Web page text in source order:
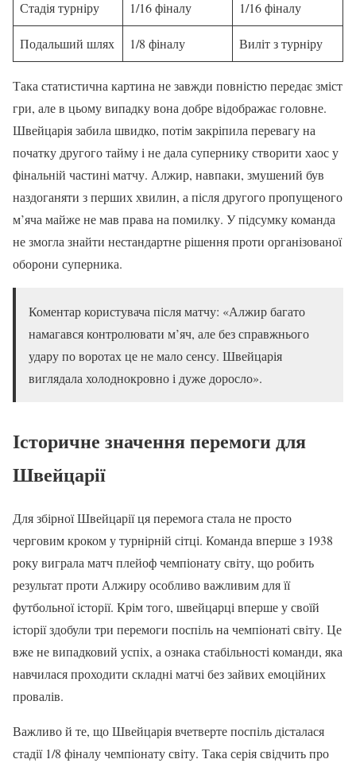
Стадія турніру 1/16 фіналу 1/16 фіналу
Подальший шлях 1/8 фіналу Виліт з турніру
Така статистична картина не завжди повністю передає зміст
гри, але в цьому випадку вона добре відображає головне.
Швейцарія забила швидко, потім закріпила перевагу на
початку другого тайму і не дала супернику створити хаос у
фінальній частині матчу. Алжир, навпаки, змушений був
наздоганяти з перших хвилин, а після другого пропущеного
м’яча майже не мав права на помилку. У підсумку команда
не змогла знайти нестандартне рішення проти організованої
оборони суперника.
Коментар користувача після матчу: «Алжир багато
намагався контролювати м’яч, але без справжнього
удару по воротах це не мало сенсу. Швейцарія
виглядала холоднокровно і дуже доросло».
Історичне значення перемоги для
Швейцарії
Для збірної Швейцарії ця перемога стала не просто
черговим кроком у турнірній сітці. Команда вперше з 1938
року виграла матч плейоф чемпіонату світу, що робить
результат проти Алжиру особливо важливим для її
футбольної історії. Крім того, швейцарці вперше у своїй
історії здобули три перемоги поспіль на чемпіонаті світу. Це
вже не випадковий успіх, а ознака стабільності команди, яка
навчилася проходити складні матчі без зайвих емоційних
провалів.
Важливо й те, що Швейцарія вчетверте поспіль дісталася
стадії 1/8 фіналу чемпіонату світу. Така серія свідчить про